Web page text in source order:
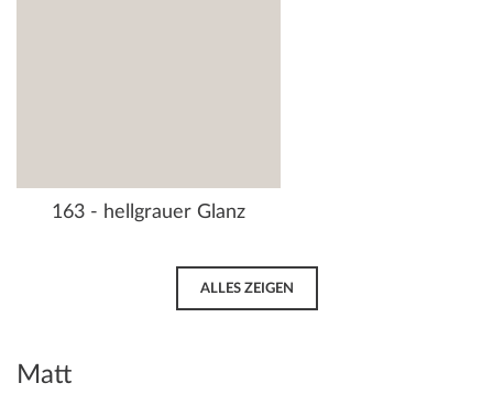
163 - hellgrauer Glanz
ALLES ZEIGEN
Matt